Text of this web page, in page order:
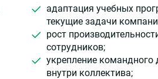
адаптация учебных
текущие задачи
рост
сотрудников;
укрепление командного
внутри коллектива;